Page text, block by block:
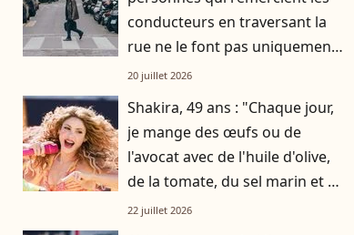
conducteurs en traversant la
rue ne le font pas uniquement
par gratitude
20 juillet 2026
Shakira, 49 ans : "Chaque jour,
je mange des œufs ou de
l'avocat avec de l'huile d'olive,
de la tomate, du sel marin et un
smoothie"
22 juillet 2026